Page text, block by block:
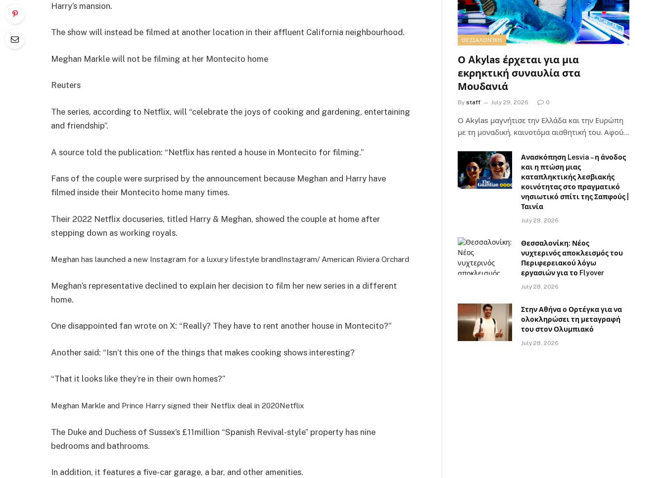
Harry’s mansion.
The show will instead be filmed at another location in their affluent California neighbourhood.
Meghan Markle will not be filming at her Montecito home
Reuters
The series, according to Netflix, will “celebrate the joys of cooking and gardening, entertaining
and friendship”.
A source told the publication: “Netflix has rented a house in Montecito for filming.”
Fans of the couple were surprised by the announcement because Meghan and Harry have
filmed inside their Montecito home many times.
Their 2022 Netflix docuseries, titled Harry & Meghan, showed the couple at home after
stepping down as working royals.
Meghan has launched a new Instagram for a luxury lifestyle brandInstagram/ American Riviera Orchard
Meghan’s representative declined to explain her decision to film her new series in a different
home.
One disappointed fan wrote on X: “Really? They have to rent another house in Montecito?”
Another said: “Isn’t this one of the things that makes cooking shows interesting?
“That it looks like they’re in their own homes?”
Meghan Markle and Prince Harry signed their Netflix deal in 2020Netflix
The Duke and Duchess of Sussex’s £11million “Spanish Revival-style” property has nine
bedrooms and bathrooms.
In addition, it features a five-car garage, a bar, and other amenities.
ΘΕΣΣΑΛΟΝΊΚΗ
Ο Akylas έρχεται για μια
εκρηκτική συναυλία στα
Μουδανιά
By staff July 29, 2026 0
Ο Αkylas μαγνήτισε την Ελλάδα και την Ευρώπη
με τη μοναδική, καινοτόμα αισθητική του. Αφού…
Ανασκόπηση Lesvia – η άνοδος
και η πτώση μιας
καταπληκτικής λεσβιακής
κοινότητας στο πραγματικό
νησιωτικό σπίτι της Σαπφούς |
Ταινία
July 28, 2026
Θεσσαλονίκη: Νέος
νυχτερινός αποκλεισμός του
Περιφερειακού λόγω
εργασιών για το Flyover
July 28, 2026
Στην Αθήνα ο Ορτέγκα για να
ολοκληρώσει τη μεταγραφή
του στον Ολυμπιακό
July 28, 2026